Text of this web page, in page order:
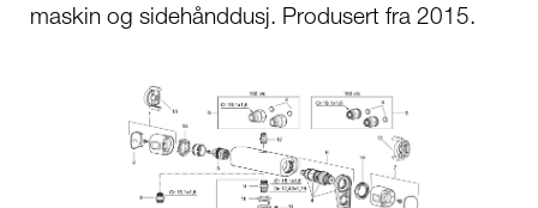
maskin og sidehånddusj. Produsert fra 2015.